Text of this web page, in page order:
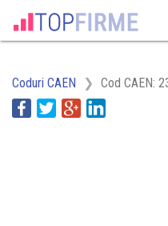
Coduri CAEN Cod CAEN: